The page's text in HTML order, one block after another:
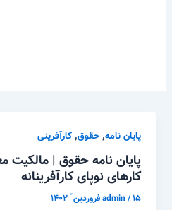
پایان نامه,حقوق,کارآفرینی
پایان نامه حقوق |
کارهای نوپای کارآفرینانه
admin/۱۵ فروردین ّ ۱۴۰۲